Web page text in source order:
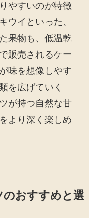
やすいのが特徴
ウイといった、
果物も、低温乾
販売されるケー
味を想像しやす
を広げていく
が持つ自然な甘
より深く楽しめ
のおすすめと選